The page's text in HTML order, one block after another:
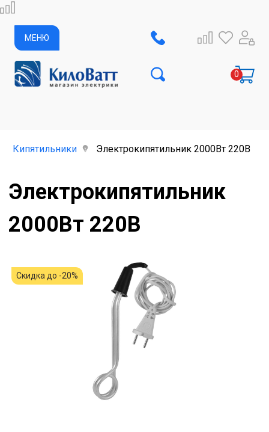
МЕНЮ
Кипятильники Электрокипятильник 2000Вт 220В
Электрокипятильник
2000Вт 220В
Скидка до -20%